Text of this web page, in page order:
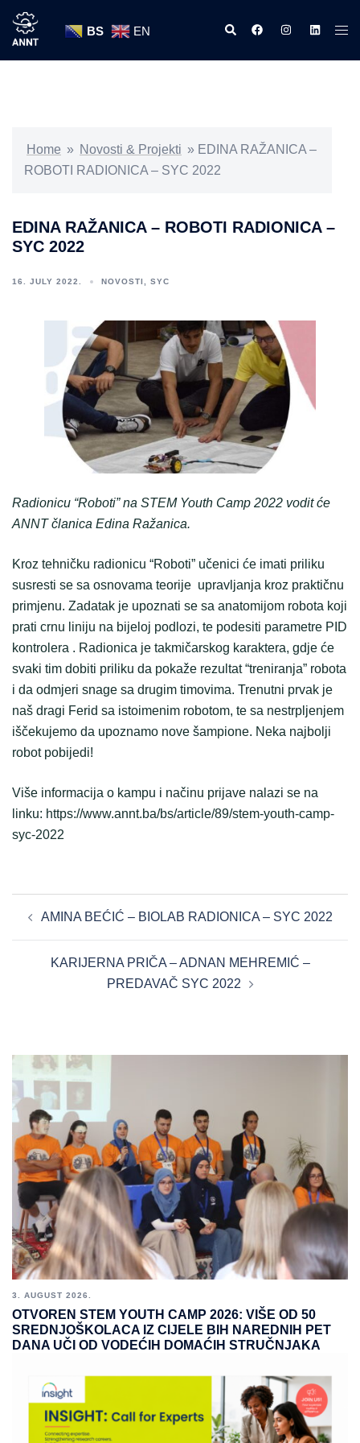
Skip
Searchhttps://https://https://
Home » Novosti & Projekti » EDINA RAŽANICA –
ROBOTI RADIONICA – SYC 2022
EDINA RAŽANICA – ROBOTI RADIONICA –
SYC 2022
16. JULY 2022. NOVOSTI SYC
Radionicu “Roboti” na STEM Youth Camp 2022 vodit će
ANNT članica Edina Ražanica.
Kroz tehničku radionicu “Roboti” učenici će imati priliku
susresti se sa osnovama teorije upravljanja kroz praktičnu
primjenu. Zadatak je upoznati se sa anatomijom robota koji
prati crnu liniju na bijeloj podlozi, te podesiti parametre PID
kontrolera . Radionica je takmičarskog karaktera, gdje će
svaki tim dobiti priliku da pokaže rezultat “treniranja” robota
i da odmjeri snage sa drugim timovima. Trenutni prvak je
naš dragi Ferid sa istoimenim robotom, te sa nestrpljenjem
iščekujemo da upoznamo nove šampione. Neka najbolji
robot pobijedi!
Više informacija o kampu i načinu prijave nalazi se na
linku: https://www.annt.ba/bs/article/89/stem-youth-camp-
syc-2022
NAVIGATION
AMINA BEĆIĆ – BIOLAB RADIONICA – SYC 2022
KARIJERNA PRIČA – ADNAN MEHREMIĆ –
PREDAVAČ SYC 2022
3. AUGUST 2026.
OTVOREN STEM YOUTH CAMP 2026: VIŠE OD 50
SREDNJOŠKOLACA IZ CIJELE BIH NAREDNIH PET
DANA UČI OD VODEĆIH DOMAĆIH STRUČNJAKA
BS EN